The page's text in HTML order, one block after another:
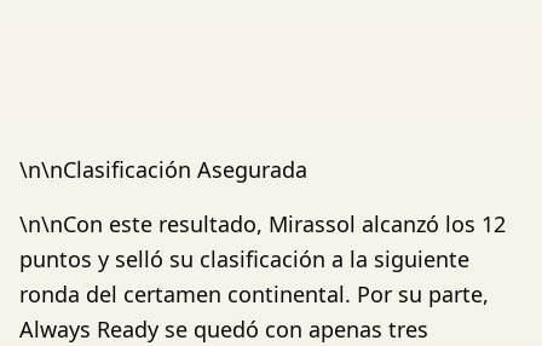
\n\nClasificación Asegurada
\n\nCon este resultado, Mirassol alcanzó los 12
puntos y selló su clasificación a la siguiente
ronda del certamen continental. Por su parte,
Always Ready se quedó con apenas tres